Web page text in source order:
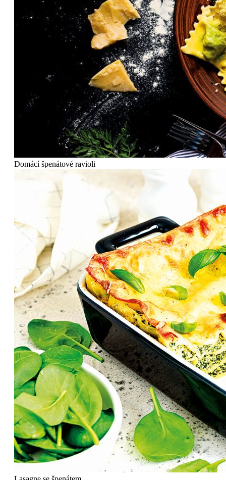
Domácí špenátové ravioli